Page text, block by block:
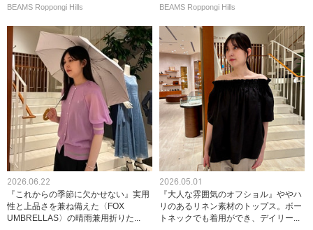
BEAMS Roppongi Hills BEAMS Roppongi Hills
2026.06.22
『これからの季節に欠かせない』実用
性と上品さを兼ね備えた〈FOX
UMBRELLAS〉の晴雨兼用折りた...
2026.05.01
『大人な雰囲気のオフショル』ややハ
リのあるリネン素材のトップス。ボー
トネックでも着用ができ、デイリー...